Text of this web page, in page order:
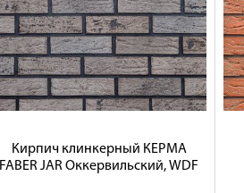
Кирпич клинкерный КЕРМА
FABER JAR Оккервильский, WDF